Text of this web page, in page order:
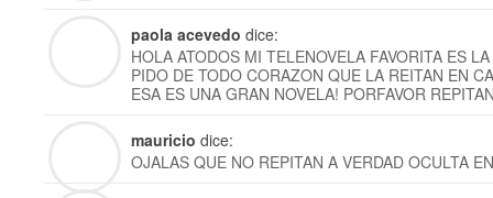
paola acevedo dice:
HOLA ATODOS MI TELENOVELA FAVORITA ES
PIDO DE TODO CORAZON QUE LA REITAN EN
ESA ES UNA GRAN NOVELA! PORFAVOR
mauricio dice:
OJALAS QUE NO REPITAN A VERDAD OCULTA